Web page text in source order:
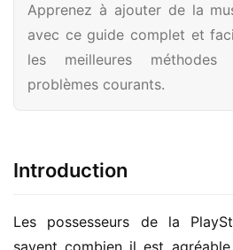
Apprenez à ajouter de la
avec ce guide complet et
les meilleures
problèmes courants.
Introduction
Les possesseurs de la
savent combien il est